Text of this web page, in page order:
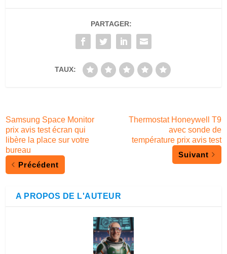
PARTAGER:
TAUX:
Samsung Space Monitor
prix avis test écran qui
libère la place sur votre
bureau
Précédent
Thermostat Honeywell T9
avec sonde de
température prix avis test
Suivant
A PROPOS DE L'AUTEUR